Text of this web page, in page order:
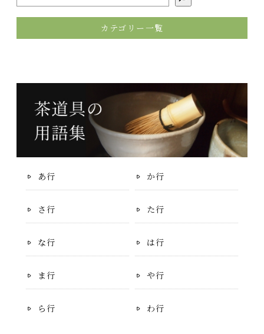
カテゴリー一覧
あ行 か行
さ行 た行
な行 は行
ま行 や行
ら行 わ行